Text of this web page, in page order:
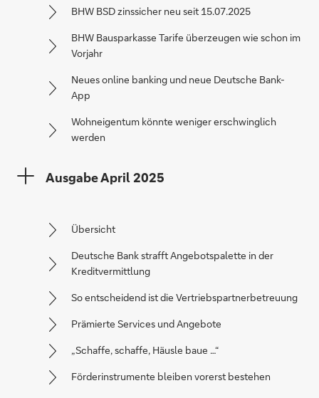
BHW BSD zinssicher neu seit 15.07.2025
BHW Bausparkasse Tarife überzeugen wie schon im
Vorjahr
Neues online banking und neue Deutsche Bank-
App
Wohneigentum könnte weniger erschwinglich
werden
Ausgabe April 2025
Übersicht
Deutsche Bank strafft Angebotspalette in der
Kreditvermittlung
So entscheidend ist die Vertriebspartnerbetreuung
Prämierte Services und Angebote
„Schaffe, schaffe, Häusle baue …“
Förderinstrumente bleiben vorerst bestehen